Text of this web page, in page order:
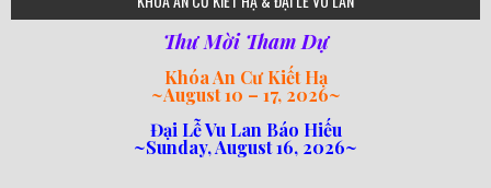
Thư Mời Tham Dự
Khóa An Cư Kiết Hạ
~August 10 – 17, 2026~
Đại Lễ Vu Lan Báo Hiếu
~Sunday, August 16, 2026~